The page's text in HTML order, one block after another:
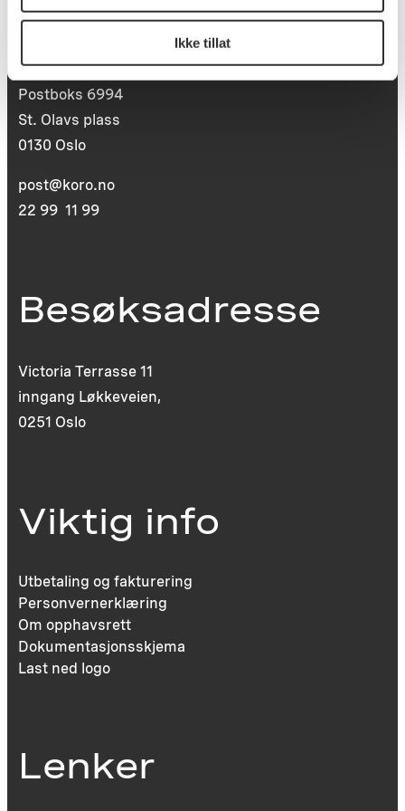
Ikke tillat
Postadresse
Postboks 6994
St. Olavs plass
0130 Oslo
post@koro.no
22 99 11 99
Besøksadresse
Victoria Terrasse 11
inngang Løkkeveien,
0251 Oslo
Viktig info
Utbetaling og fakturering
Personvernerklæring
Om opphavsrett
Dokumentasjonsskjema
Last ned logo
Lenker